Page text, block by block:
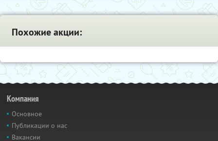
Похожие акции:
Компания
Основное
Публикации о нас
Вакансии